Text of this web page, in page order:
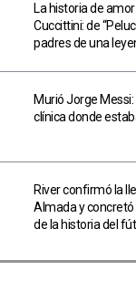
La historia de
Cuccittini: de
padres de una
Murió Jorge
clínica donde
River confirmó la
Almada y
de la historia del